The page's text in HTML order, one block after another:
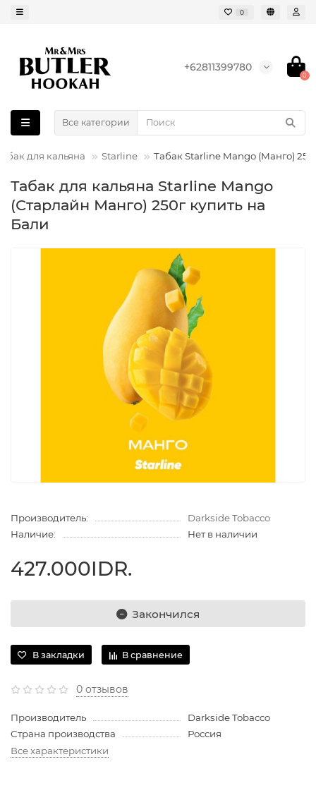
0
+62811399780
0
Все категории
для кальяна Starline Табак Starline Mango (Манго)
Табак для кальяна Starline Mango
(Старлайн Манго) 250г купить на
Бали
Производитель:
Darkside Tobacco
Наличие:
Нет в наличии
427.000IDR.
Закончился
В закладки В сравнение
0 отзывов
Производитель
Darkside Tobacco
Страна производства
Россия
Все характеристики